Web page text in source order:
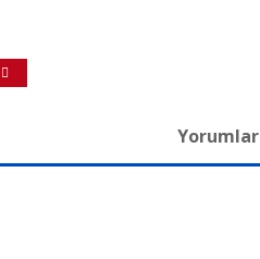
Yorumlar